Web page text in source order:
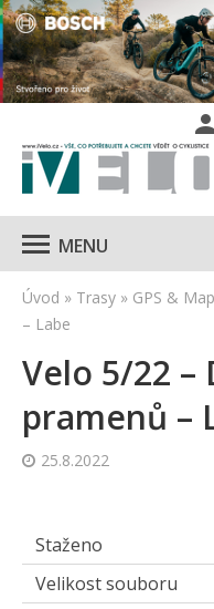
MENU
Úvod » Trasy » GPS &
– Labe
Velo 5/22 –
pramenů –
25.8.2022
Staženo
Velikost souboru